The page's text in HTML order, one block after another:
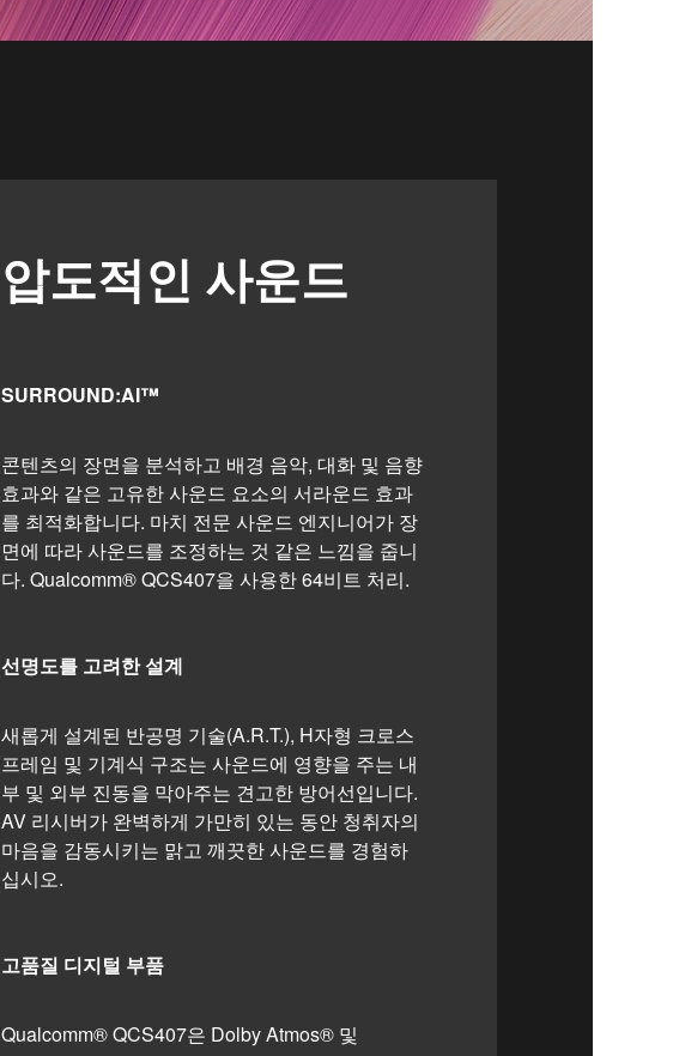
압도적인 사운드
SURROUND:AI™
콘텐츠의 장면을 분석하고 배경 음악, 대화 및 음향
효과와 같은 고유한 사운드 요소의 서라운드 효과
를 최적화합니다. 마치 전문 사운드 엔지니어가 장
면에 따라 사운드를 조정하는 것 같은 느낌을 줍니
다. Qualcomm® QCS407을 사용한 64비트 처리.
선명도를 고려한 설계
새롭게 설계된 반공명 기술(A.R.T.), H자형 크로스
프레임 및 기계식 구조는 사운드에 영향을 주는 내
부 및 외부 진동을 막아주는 견고한 방어선입니다.
AV 리시버가 완벽하게 가만히 있는 동안 청취자의
마음을 감동시키는 맑고 깨끗한 사운드를 경험하
십시오.
고품질 디지털 부품
Qualcomm® QCS407은 Dolby Atmos® 및